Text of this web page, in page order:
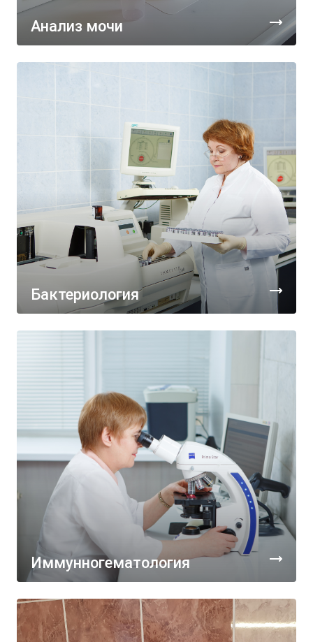
Анализ мочи
Бактериология
Иммунногематология